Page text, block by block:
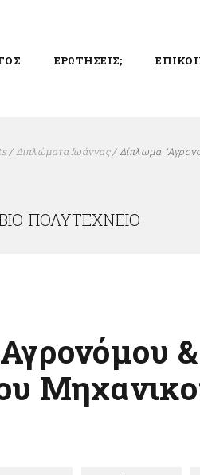
ΕΡΩΤΗΣΕΙΣ;
/ Διπλώματα Ιωάννας/ Δίπλωμα
ΠΟΛΥΤΕΧΝΕΊΟ
&